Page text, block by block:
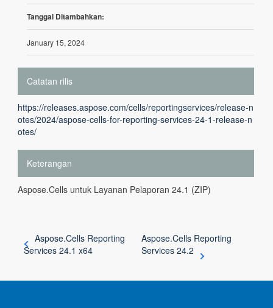
Tanggal Ditambahkan:
January 15, 2024
Catatan rilis
https://releases.aspose.com/cells/reportingservices/release-n
otes/2024/aspose-cells-for-reporting-services-24-1-release-n
otes/
Keterangan
Aspose.Cells untuk Layanan Pelaporan 24.1 (ZIP)
Aspose.Cells Reporting
Services 24.1 x64
Aspose.Cells Reporting
Services 24.2